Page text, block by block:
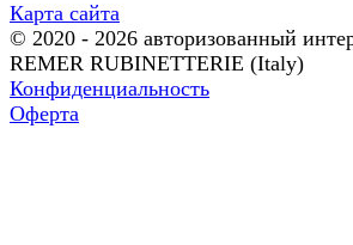
Карта сайта
© 2020 - 2026 авторизованный
REMER RUBINETTERIE (Italy)
Конфиденциальность
Оферта